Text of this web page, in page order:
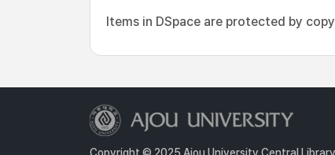
Items in DSpace are protected by
Copyright © 2025 Ajou University Central